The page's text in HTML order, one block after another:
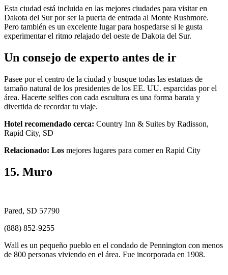
Esta ciudad está incluida en las mejores ciudades para visitar en
Dakota del Sur por ser la puerta de entrada al Monte Rushmore.
Pero también es un excelente lugar para hospedarse si le gusta
experimentar el ritmo relajado del oeste de Dakota del Sur.
Un consejo de experto antes de ir
Pasee por el centro de la ciudad y busque todas las estatuas de
tamaño natural de los presidentes de los EE. UU. esparcidas por el
área. Hacerte selfies con cada escultura es una forma barata y
divertida de recordar tu viaje.
Hotel recomendado cerca: Country Inn & Suites by Radisson,
Rapid City, SD
Relacionado: Los mejores lugares para comer en Rapid City
15. Muro
Pared, SD 57790
(888) 852-9255
Wall es un pequeño pueblo en el condado de Pennington con menos
de 800 personas viviendo en el área. Fue incorporada en 1908.